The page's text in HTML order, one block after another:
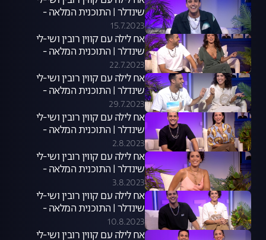
שינדלר | התוכנית המלאה -
13.07.23
15.7.2023
אח לילה עם קווין רובין ושי-לי
שינדלר | התוכנית המלאה -
20.07.23
22.7.2023
אח לילה עם קווין רובין ושי-לי
שינדלר | התוכנית המלאה -
27.07.23
29.7.2023
אח לילה עם קווין רובין ושי-לי
שינדלר | התוכנית המלאה -
02.08.23
2.8.2023
אח לילה עם קווין רובין ושי-לי
שינדלר | התוכנית המלאה -
03.08.23
3.8.2023
אח לילה עם קווין רובין ושי-לי
שינדלר | התוכנית המלאה -
10.08.23
10.8.2023
אח לילה עם קווין רובין ושי-לי